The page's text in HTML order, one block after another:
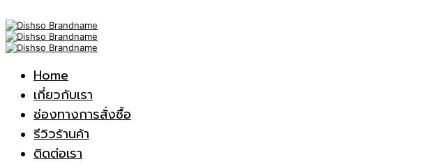
Home
เกี่ยวกับเรา
ช่องทางการสั่งซื้อ
รีวิวร้านค้า
ติดต่อเรา